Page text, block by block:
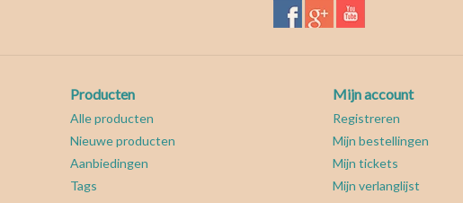
Producten
Alle producten
Nieuwe producten
Aanbiedingen
Tags
Mijn account
Registreren
Mijn bestellingen
Mijn tickets
Mijn verlanglijst